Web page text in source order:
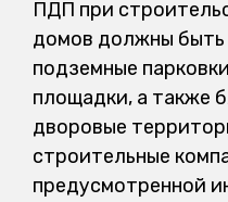
ПДП при
домов должны
подземные
площадки, а также
дворовые
строительные
предусмотренной